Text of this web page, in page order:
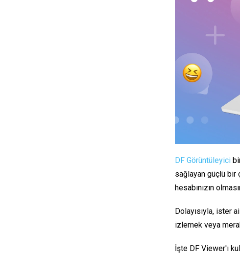
DF Görüntüleyici
sağlayan güçlü bir
hesabınızın
Dolayısıyla, ister
izlemek veya
İşte DF Viewer'ı